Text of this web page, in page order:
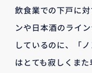
飲食業での下戸に
ンや日本酒のライ
しているのに、「
はとても寂しくまた